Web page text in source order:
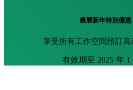
農曆新年特別優惠
享受所有工作空間預訂高
有效期至 2025 年 1